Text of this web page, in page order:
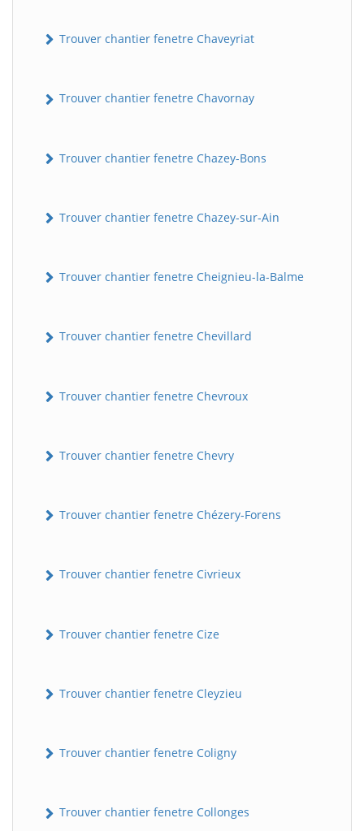
Trouver chantier fenetre Chaveyriat
Trouver chantier fenetre Chavornay
Trouver chantier fenetre Chazey-Bons
Trouver chantier fenetre Chazey-sur-Ain
Trouver chantier fenetre Cheignieu-la-Balme
Trouver chantier fenetre Chevillard
Trouver chantier fenetre Chevroux
Trouver chantier fenetre Chevry
Trouver chantier fenetre Chézery-Forens
Trouver chantier fenetre Civrieux
Trouver chantier fenetre Cize
Trouver chantier fenetre Cleyzieu
Trouver chantier fenetre Coligny
Trouver chantier fenetre Collonges